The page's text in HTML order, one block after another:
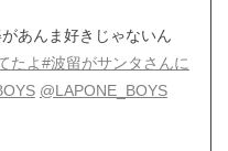
あんま好きじゃないん
たよ#波留がサンタさんに
@LAPONE_BOYS